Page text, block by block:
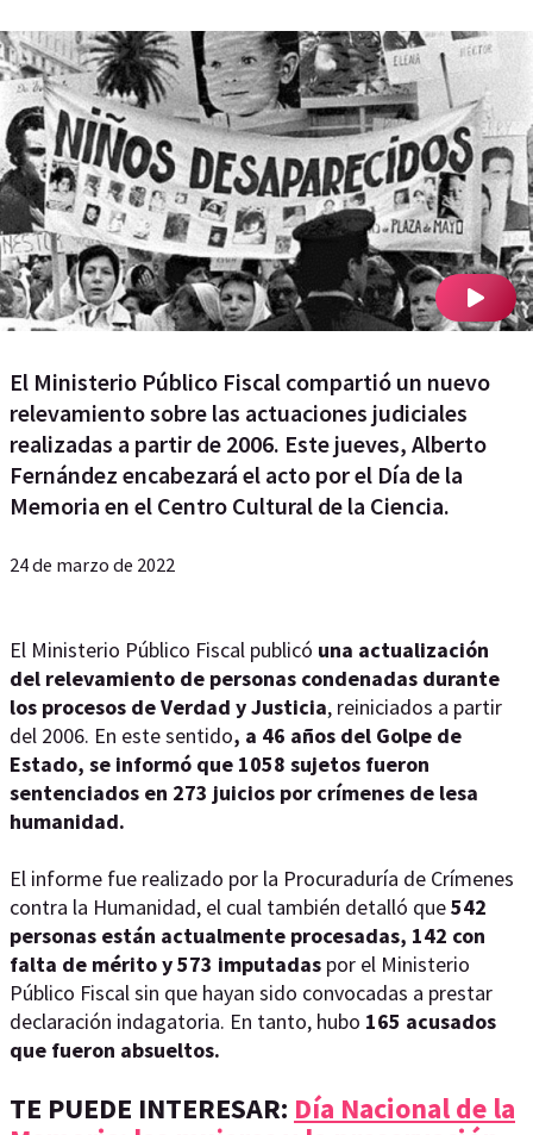
El Ministerio Público Fiscal compartió un nuevo
relevamiento sobre las actuaciones judiciales
realizadas a partir de 2006. Este jueves, Alberto
Fernández encabezará el acto por el Día de la
Memoria en el Centro Cultural de la Ciencia.
24 de marzo de 2022
El Ministerio Público Fiscal publicó una actualización
del relevamiento de personas condenadas durante
los procesos de Verdad y Justicia, reiniciados a partir
del 2006. En este sentido, a 46 años del Golpe de
Estado, se informó que 1058 sujetos fueron
sentenciados en 273 juicios por crímenes de lesa
humanidad.
El informe fue realizado por la Procuraduría de Crímenes
contra la Humanidad, el cual también detalló que542
personas están actualmente procesadas, 142 con
falta de mérito y 573 imputadas por el Ministerio
Público Fiscal sin que hayan sido convocadas a prestar
declaración indagatoria. En tanto, hubo 165 acusados
que fueron absueltos.
TE PUEDE INTERESAR: Día Nacional de la